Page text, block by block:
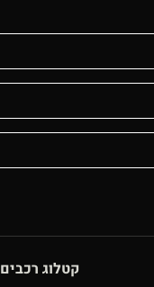
קטלוג רכבים